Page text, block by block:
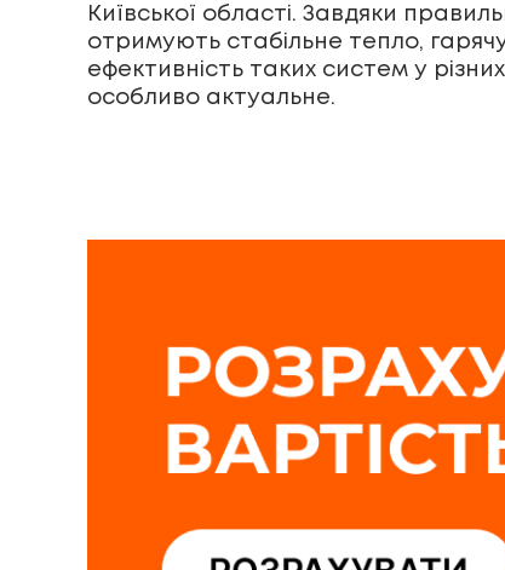
Київської області. Завдяки
отримують стабільне тепло,
ефективність таких систем у
особливо актуальне.